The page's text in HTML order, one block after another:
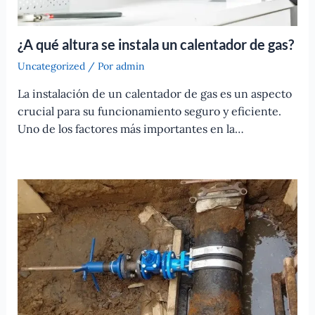
¿A qué altura se instala un calentador de gas?
Uncategorized/ Por admin
La instalación de un calentador de gas es un aspecto
crucial para su funcionamiento seguro y eficiente.
Uno de los factores más importantes en la…